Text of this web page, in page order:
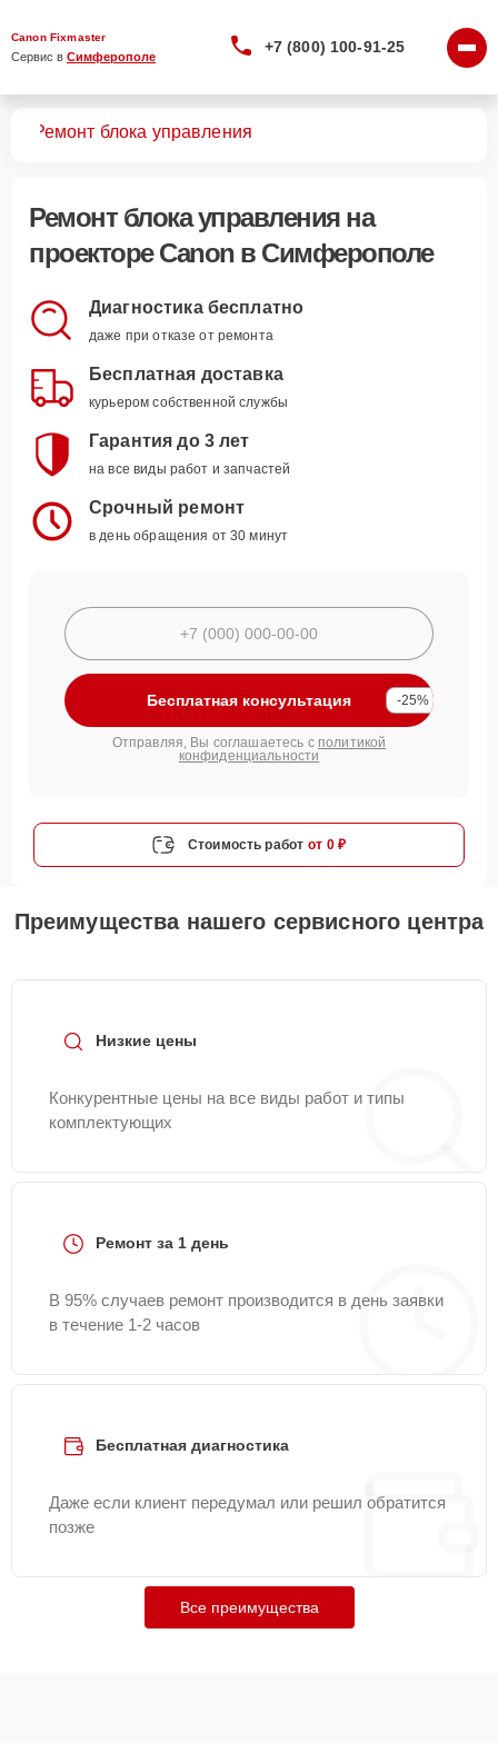
Canon Fixmaster
Сервис в Симферополе
+7 (800) 100-91-25
Ремонт блока управления
Ремонт блока управленияна
проекторе Canon в Симферополе
Диагностика бесплатно
даже при отказе от ремонта
Бесплатная доставка
курьером собственной службы
Гарантия до 3 лет
на все виды работ и запчастей
Срочный ремонт
в день обращения от 30 минут
Бесплатная консультация -25%
Отправляя, Вы соглашаетесь с политикой
конфиденциальности
Стоимость работ от 0 ₽
Преимущества нашего сервисного центра
Низкие цены
Конкурентные цены на все виды работ и типы
комплектующих
Ремонт за 1 день
В 95% случаев ремонт производится в день заявки
в течение 1-2 часов
Бесплатная диагностика
Даже если клиент передумал или решил обратится
позже
Все преимущества